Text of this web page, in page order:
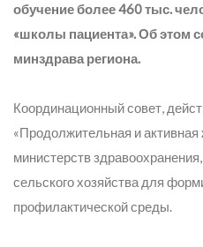
обучение более 460 тыс.
«школы пациента». Об этом
минздрава региона.
Координационный совет,
«Продолжительная и
министерств
сельского хозяйства для
профилактической среды.